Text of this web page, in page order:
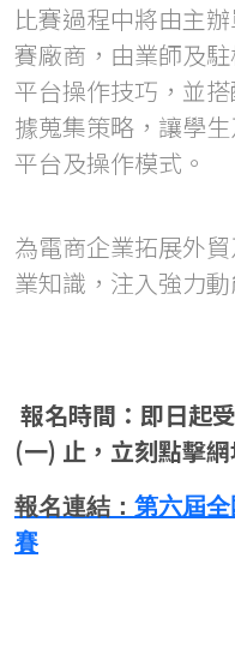
比賽過程中將由主
賽廠商，由業師及
平台操作技巧，並
據蒐集策略，讓學
平台及操作模式。
為電商企業拓展外
業知識，注入強力動
報名時間：即日起
(一) 止，立刻點擊網
報名連結： 第六屆
賽